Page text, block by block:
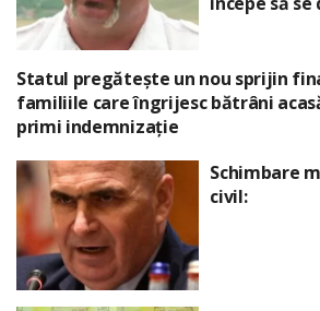
Statul pregătește un nou sprijin
familiile care îngrijesc bătrâni
primi indemnizație
Schimbare
civil: